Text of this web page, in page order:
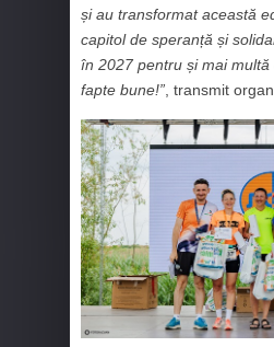
și au transformat această
capitol de speranță și
în 2027 pentru și mai
fapte bune!” , transmit